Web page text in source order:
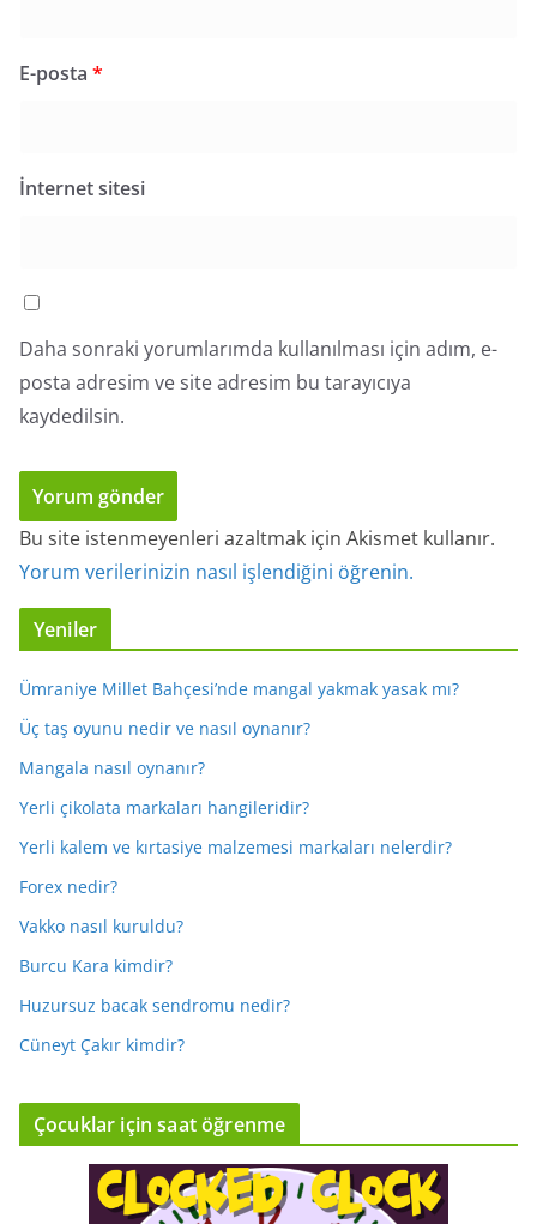
E-posta *
İnternet sitesi
Daha sonraki yorumlarımda kullanılması için adım, e-
posta adresim ve site adresim bu tarayıcıya
kaydedilsin.
Bu site istenmeyenleri azaltmak için Akismet kullanır.
Yorum verilerinizin nasıl işlendiğini öğrenin.
Yeniler
Ümraniye Millet Bahçesi’nde mangal yakmak yasak mı?
Üç taş oyunu nedir ve nasıl oynanır?
Mangala nasıl oynanır?
Yerli çikolata markaları hangileridir?
Yerli kalem ve kırtasiye malzemesi markaları nelerdir?
Forex nedir?
Vakko nasıl kuruldu?
Burcu Kara kimdir?
Huzursuz bacak sendromu nedir?
Cüneyt Çakır kimdir?
Çocuklar için saat öğrenme